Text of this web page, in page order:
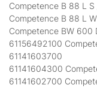
Competence B 88 L
Competence B 88 L
Competence BW 600
61156492100
61141603700
61141604300
61141602700